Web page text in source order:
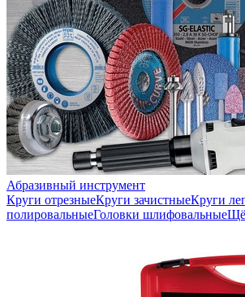
Абразивный инструмент
Круги отрезныеКруги зачистныеКруги
полировальныеГоловки шлифовальные